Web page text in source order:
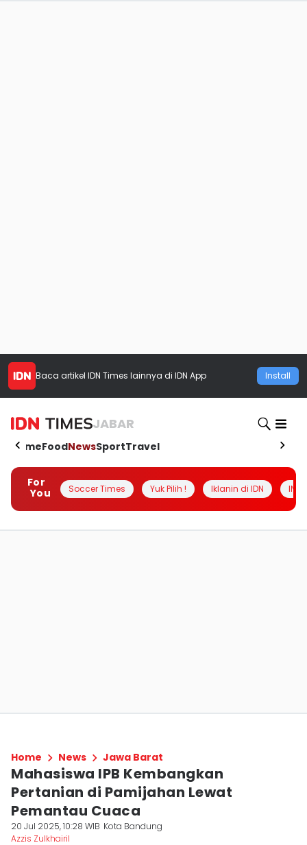
Baca artikel IDN Times lainnya di IDN App Install
JABAR
HomeFoodNewsSportTravel
For
You
Soccer Times Yuk Pilih ! Iklanin di IDN
Home News Jawa Barat
Mahasiswa IPB Kembangkan
Pertanian di Pamijahan Lewat
Pemantau Cuaca
20 Jul 2025, 10:28 WIB Kota Bandung
Azzis Zulkhairil